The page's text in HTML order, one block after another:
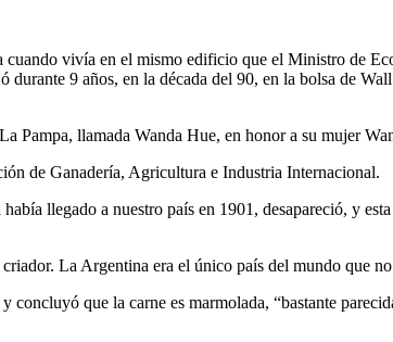
vivía en el mismo edificio que el Ministro de
9 años, en la década del 90, en la bolsa de
Pampa, llamada Wanda Hue, en honor a su mujer
de Ganadería, Agricultura e Industria Internacional.
llegado a nuestro país en 1901, desapareció, y
La Argentina era el único país del mundo que
concluyó que la carne es marmolada, “bastante